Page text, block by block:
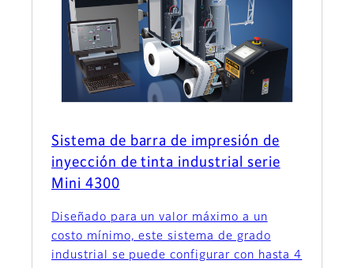
Sistema de barra de impresión de
inyección de tinta industrial serie
Mini 4300
Diseñado para un valor máximo a un
costo mínimo, este sistema de grado
industrial se puede configurar con hasta 4